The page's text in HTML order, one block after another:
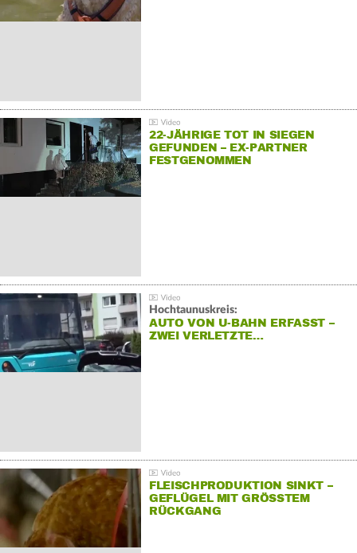
22-JÄHRIGE TOT IN SIEGEN
GEFUNDEN – EX-PARTNER
FESTGENOMMEN
Hochtaunuskreis:
AUTO VON U-BAHN ERFASST –
ZWEI VERLETZTE…
FLEISCHPRODUKTION SINKT –
GEFLÜGEL MIT GRÖSSTEM R
ÜCKGANG